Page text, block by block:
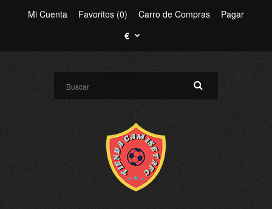
Mi Cuenta Favoritos (0) Carro de Compras
Pagar
€